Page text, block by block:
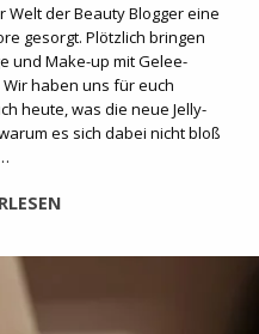
der Beauty Blogger eine
gesorgt. Plötzlich bringen
und Make-up mit Gelee-
haben uns für euch
heute, was die neue Jelly-
es sich dabei nicht bloß